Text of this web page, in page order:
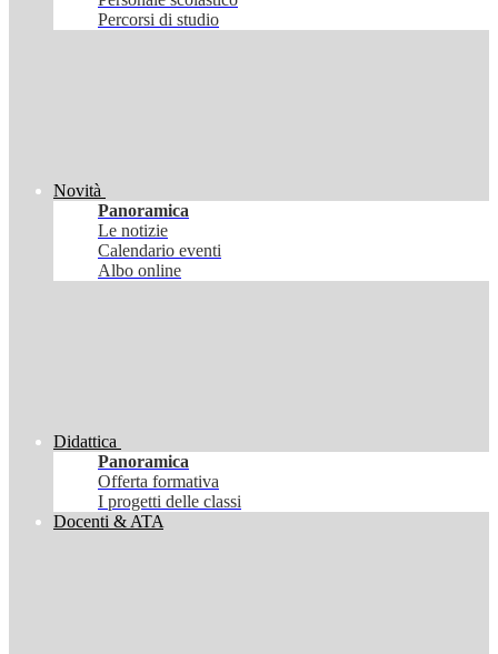
Percorsi di studio
Novità
Panoramica
Le notizie
Calendario eventi
Albo online
Didattica
Panoramica
Offerta formativa
I progetti delle classi
Docenti & ATA